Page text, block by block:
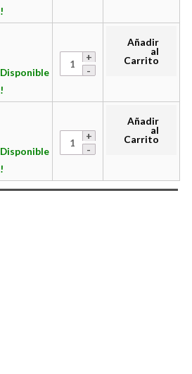
!
Disponible
!
Añadir
al
Carrito
Disponible
!
Añadir
al
Carrito